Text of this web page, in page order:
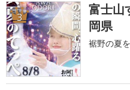
3
富士山
岡県
裾野の夏